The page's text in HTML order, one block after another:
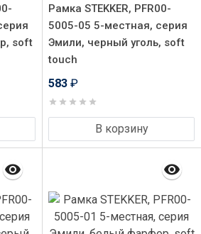
soft
Рамка STEKKER, PFR00-
5005-05 5-местная, серия
Эмили, черный уголь, soft
touch
583 ₽
В корзину